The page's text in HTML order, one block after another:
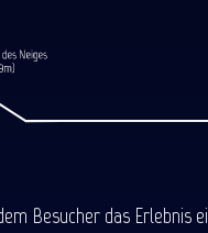
Besucher das Erlebnis